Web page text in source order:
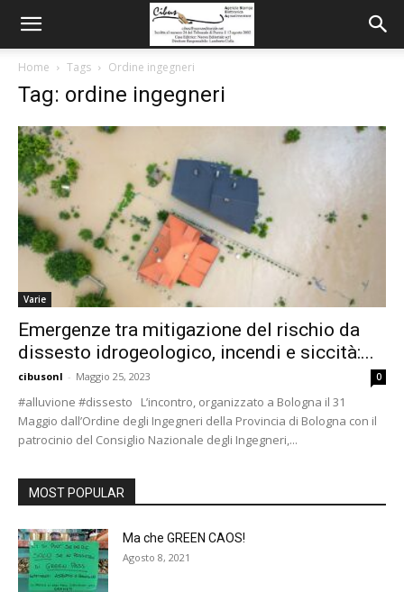
Home Tags Ordine ingegneri
Tag: ordine ingegneri
Varie
Emergenze tra mitigazione del rischio da
dissesto idrogeologico, incendi e siccità:...
cibusonl - Maggio 25, 2023 0
#alluvione #dissesto L’incontro, organizzato a Bologna il 31
Maggio dall’Ordine degli Ingegneri della Provincia di Bologna con il
patrocinio del Consiglio Nazionale degli Ingegneri,...
MOST POPULAR
Ma che GREEN CAOS!
Agosto 8, 2021